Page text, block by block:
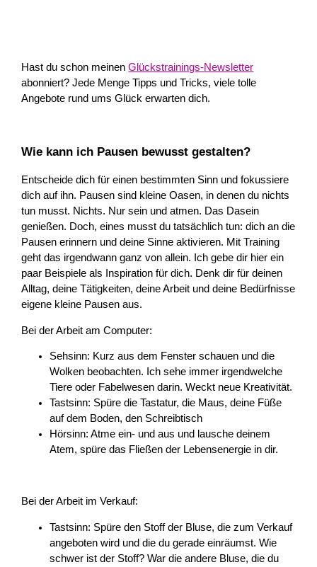
Hast du schon meinenGlückstrainings-Newsletter
abonniert? Jede Menge Tipps und Tricks, viele tolle
Angebote rund ums Glück erwarten dich.
Wie kann ich Pausen bewusst gestalten?
Entscheide dich für einen bestimmten Sinn und fokussiere
dich auf ihn. Pausen sind kleine Oasen, in denen du nichts
tun musst. Nichts. Nur sein und atmen. Das Dasein
genießen. Doch, eines musst du tatsächlich tun: dich an die
Pausen erinnern und deine Sinne aktivieren. Mit Training
geht das irgendwann ganz von allein. Ich gebe dir hier ein
paar Beispiele als Inspiration für dich. Denk dir für deinen
Alltag, deine Tätigkeiten, deine Arbeit und deine Bedürfnisse
eigene kleine Pausen aus.
Bei der Arbeit am Computer:
Sehsinn: Kurz aus dem Fenster schauen und die
Wolken beobachten. Ich sehe immer irgendwelche
Tiere oder Fabelwesen darin. Weckt neue Kreativität.
Tastsinn: Spüre die Tastatur, die Maus, deine Füße
auf dem Boden, den Schreibtisch
Hörsinn: Atme ein- und aus und lausche deinem
Atem, spüre das Fließen der Lebensenergie in dir.
Bei der Arbeit im Verkauf:
Tastsinn: Spüre den Stoff der Bluse, die zum Verkauf
angeboten wird und die du gerade einräumst. Wie
schwer ist der Stoff? War die andere Bluse, die du